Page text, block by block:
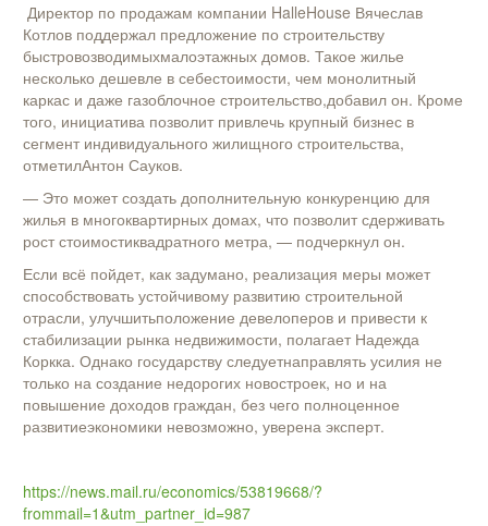
Директор по продажам компании HalleHouse Вячеслав
Котлов поддержал предложение по строительству
быстровозводимыхмалоэтажных домов. Такое жилье
несколько дешевле в себестоимости, чем монолитный
каркас и даже газоблочное строительство,добавил он. Кроме
того, инициатива позволит привлечь крупный бизнес в
сегмент индивидуального жилищного строительства,
отметилАнтон Сауков.
— Это может создать дополнительную конкуренцию для
жилья в многоквартирных домах, что позволит сдерживать
рост стоимостиквадратного метра, — подчеркнул он.
Если всё пойдет, как задумано, реализация меры может
способствовать устойчивому развитию строительной
отрасли, улучшитьположение девелоперов и привести к
стабилизации рынка недвижимости, полагает Надежда
Коркка. Однако государству следуетнаправлять усилия не
только на создание недорогих новостроек, но и на
повышение доходов граждан, без чего полноценное
развитиеэкономики невозможно, уверена эксперт.
https://news.mail.ru/economics/53819668/?
frommail=1&utm_partner_id=987